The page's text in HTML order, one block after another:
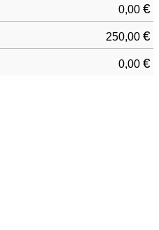
0,00 €
250,00 €
0,00 €